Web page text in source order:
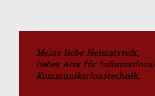
Meine liebe Heimatstadt,
liebes Amt für
Kommunikationstechnik,